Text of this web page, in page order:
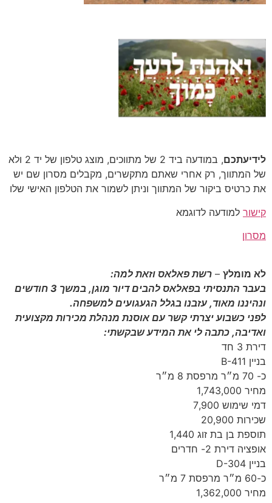
לידיעתכם
, במודעה ביד 2 של מתווכים, מוצג טלפון של יד 2 ולא
של המתווך, רק אחרי שאתם מתקשרים, מקבלים מסרון שם יש
את כרטיס ביקור של המתווך וניתן לשמור את הטלפון האישי שלו
קישור למודעה לדוגמא
מסרון
לא מומלץ – רשת פאלאס וזאת למה:
בעבר התנסיתי בפאלאס להבים דיור מוגן, במשך 3 חודשים
ונהיננו מאוד, עזבנו בגלל הגעגועים למשפחה.
לפני כשבוע יצרתי קשר עם אוסנת מנהלת מכירות מקצועית
ואדיבה, כתבה לי את המידע שבקשתי:
דירת 3 חד
בניין B-411
כ- 70 מ״ר מרפסת 8 מ״ר
מחיר 1,743,000
דמי שימוש 7,900
שכירות 20,900
תוספת בן בת זוג 1,440
אופציה דירת 2- חדרים
בניין D-304
כ-60 מ״ר מרפסת 7 מ״ר
מחיר 1,362,000